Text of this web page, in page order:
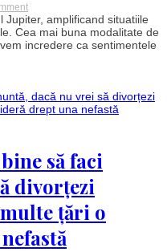
on
Horoscopul
zilei,
miercuri
17
puternice,
încurajate
zodii
se
vor
simți
în
al
nouălea
cer
Jupiter, amplificand situatiile
Cea mai buna modalitate de
incredere ca sentimentele
să faci
divorțezi
țări o